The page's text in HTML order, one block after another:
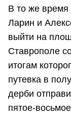
В то же время
Ларин и
выйти на
Ставрополе
итогам
путевка в
дерби
пятое-